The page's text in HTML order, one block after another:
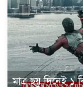
মাত্র ছয় দিনেই ১